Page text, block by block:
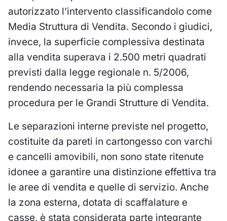
autorizzato l’intervento classificandolo come
Media Struttura di Vendita. Secondo i giudici,
invece, la superficie complessiva destinata
alla vendita superava i 2.500 metri quadrati
previsti dalla legge regionale n. 5/2006,
rendendo necessaria la più complessa
procedura per le Grandi Strutture di Vendita.
Le separazioni interne previste nel progetto,
costituite da pareti in cartongesso con varchi
e cancelli amovibili, non sono state ritenute
idonee a garantire una distinzione effettiva tra
le aree di vendita e quelle di servizio. Anche
la zona esterna, dotata di scaffalature e
casse, è stata considerata parte integrante